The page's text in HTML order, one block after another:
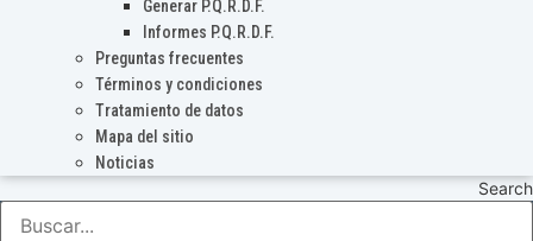
Generar P.Q.R.D.F.
Informes P.Q.R.D.F.
Preguntas frecuentes
Términos y condiciones
Tratamiento de datos
Mapa del sitio
Noticias
Search